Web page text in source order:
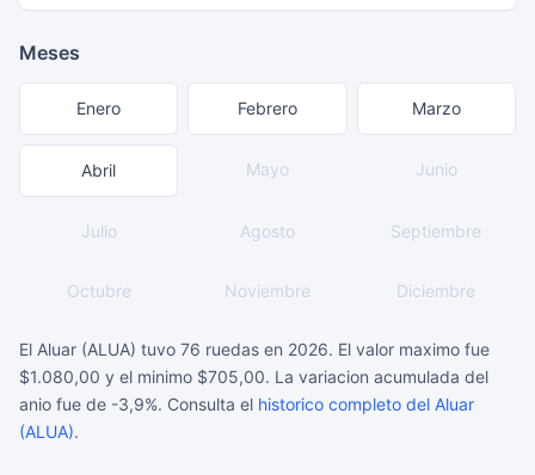
Meses
Enero Febrero Marzo
Abril Mayo Junio
Julio Agosto Septiembre
Octubre Noviembre Diciembre
El Aluar (ALUA) tuvo 76 ruedas en 2026. El valor maximo fue
$1.080,00 y el minimo $705,00. La variacion acumulada del
anio fue de -3,9%. Consulta el historico completo del Aluar
(ALUA).